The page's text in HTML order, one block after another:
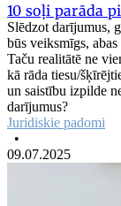
10 soļi parāda
Slēdzot darījumus,
būs veiksmīgs,
Taču realitātē ne
kā rāda tiesu/
un saistību izpilde
darījumus?
Juridiskie padomi
•
09.07.2025